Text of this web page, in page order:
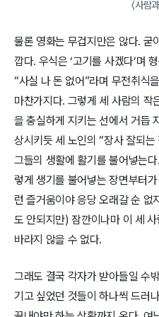
〈사람
물론 영화는 무겁지만은 않다. 굳
깝다. 우식은 ‘고기를 사겠다’며
“사실 나 돈 없어”라며 무전취식
마찬가지다. 그렇게 세 사람의 작
을 충실하게 지키는 선에서 거듭
상시키듯 세 노인의 “장사 잘되
그들의 생활에 활기를 불어넣는
렇게 생기를 불어넣는 장면부터
런 즐거움이야 응당 오래갈 순 없
도 안되지만) 잠깐이나마 이 세
바라지 않을 수 없다.
그래도 결국 각자가 받아들일 수
기고 싶었던 것들이 하나씩 드러